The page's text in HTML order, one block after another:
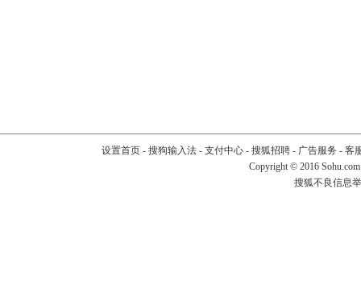
设置首页- 搜狗输入法- 支付中心- 搜狐招聘- 广告服务 - 客
Copyright © 2016
搜狐不良信息